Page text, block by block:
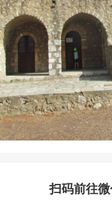
扫码前往